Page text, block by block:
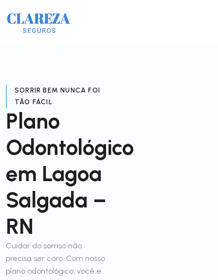
SORRIR BEM NUNCA FOI
TÃO FÁCIL
Plano
Odontológico
em Lagoa
Salgada –
RN
Cuidar do sorriso não
precisa ser caro. Com nosso
plano odontológico, você e